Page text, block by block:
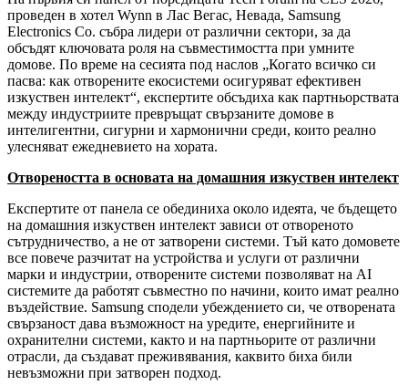
проведен в хотел Wynn в Лас Вегас, Невада, Samsung
Electronics Co. събра лидери от различни сектори, за да
обсъдят ключовата роля на съвместимостта при умните
домове. По време на сесията под наслов „Когато всичко си
пасва: как отворените екосистеми осигуряват ефективен
изкуствен интелект“, експертите обсъдиха как партньорствата
между индустриите превръщат свързаните домове в
интелигентни, сигурни и хармонични среди, които реално
улесняват ежедневието на хората.
Отвореността в основата на домашния изкуствен интелект
Експертите от панела се обединиха около идеята, че бъдещето
на домашния изкуствен интелект зависи от отвореното
сътрудничество, а не от затворени системи. Тъй като домовете
все повече разчитат на устройства и услуги от различни
марки и индустрии, отворените системи позволяват на AI
системите да работят съвместно по начини, които имат реално
въздействие. Samsung сподели убеждението си, че отворената
свързаност дава възможност на уредите, енергийните и
охранителни системи, както и на партньорите от различни
отрасли, да създават преживявания, каквито биха били
невъзможни при затворен подход.